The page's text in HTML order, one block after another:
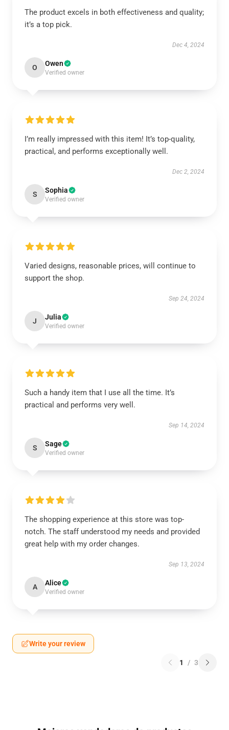
The product excels in both effectiveness and quality;
it’s a top pick.
Dec 4, 2024
O Owen
Verified owner
I’m really impressed with this item! It’s top-quality,
practical, and performs exceptionally well.
Dec 2, 2024
S Sophia
Verified owner
Varied designs, reasonable prices, will continue to
support the shop.
Sep 24, 2024
J Julia
Verified owner
Such a handy item that I use all the time. It’s
practical and performs very well.
Sep 14, 2024
S Sage
Verified owner
The shopping experience at this store was top-
notch. The staff understood my needs and provided
great help with my order changes.
Sep 13, 2024
A Alice
Verified owner
Write your review
1 / 3